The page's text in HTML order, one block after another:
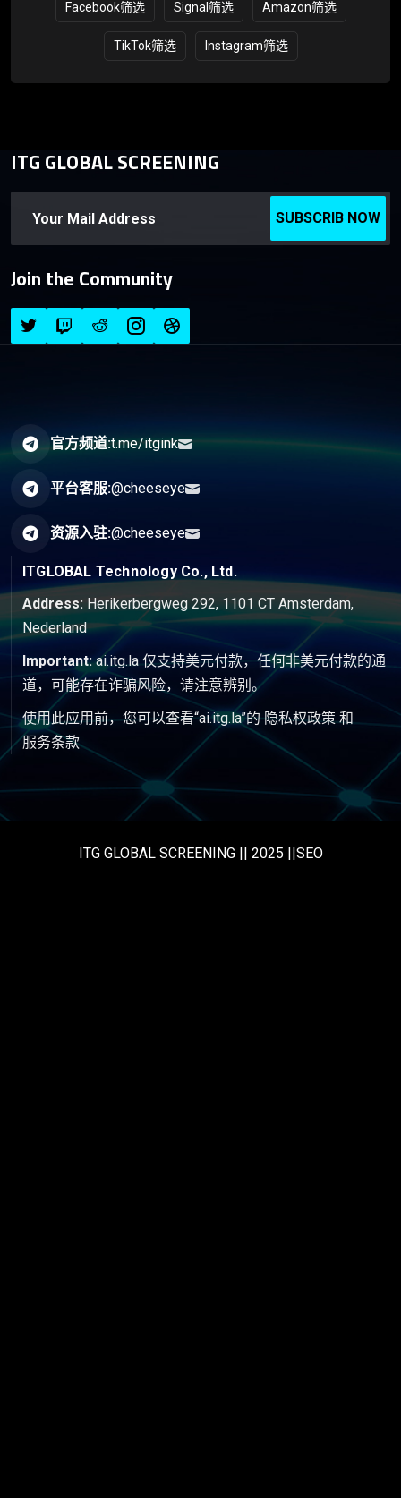
Facebook筛选 Signal筛选 Amazon筛选
TikTok筛选 Instagram筛选
ITG GLOBAL SCREENING
SUBSCRIB NOW
Join the Community
官方频道:t.me/itgink
平台客服:@cheeseye
资源入驻:@cheeseye
ITGLOBAL Technology Co., Ltd.
Address: Herikerbergweg 292, 1101 CT Amsterdam,
Nederland
Important:ai.itg.la 仅支持美元付款，任何非美元付款的通
道，可能存在诈骗风险，请注意辨别。
使用此应用前，您可以查看“ai.itg.la”的隐私权政策和
服务条款
ITG GLOBAL SCREENING || 2025 ||SEO